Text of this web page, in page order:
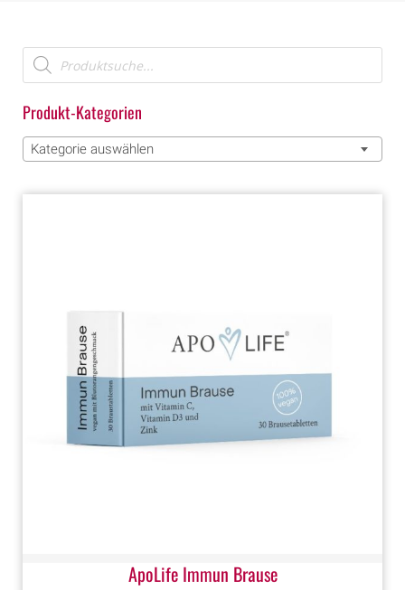
Produkt-Kategorien
Kategorie auswählen
ApoLife Immun Brause